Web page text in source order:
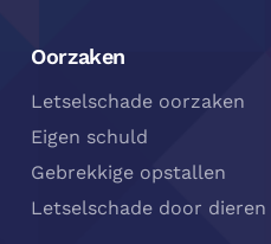
Oorzaken
Letselschade oorzaken
Eigen schuld
Gebrekkige opstallen
Letselschade door dieren